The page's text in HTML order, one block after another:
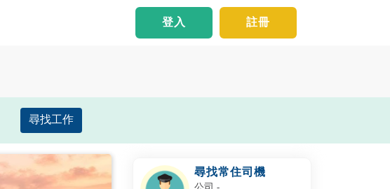
註冊
登入
尋找工作
尋找常住司機